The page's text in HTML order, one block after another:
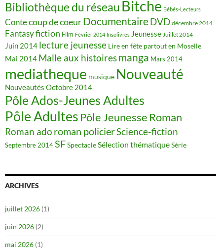
Bibliothèque du réseau Bitche Bébés-Lecteurs
Contecoup de coeurDocumentaireDVD décembre 2014
Fantasyfiction Film Février 2014 Insolivres Jeunesse Juillet 2014
Juin 2014 lecture jeunesse Lire en fête partout en Moselle
Mai 2014 Malle aux histoiresmanga Mars 2014
mediatheque musique Nouveauté
Nouveautés Octobre 2014
Pôle Ados-Jeunes Adultes
Pôle Adultes Pôle Jeunesse Roman
Roman ado roman policierScience-fiction
Septembre 2014SFSpectacle Sélection thématiqueSérie
ARCHIVES
juillet 2026 (1)
juin 2026 (2)
mai 2026 (1)